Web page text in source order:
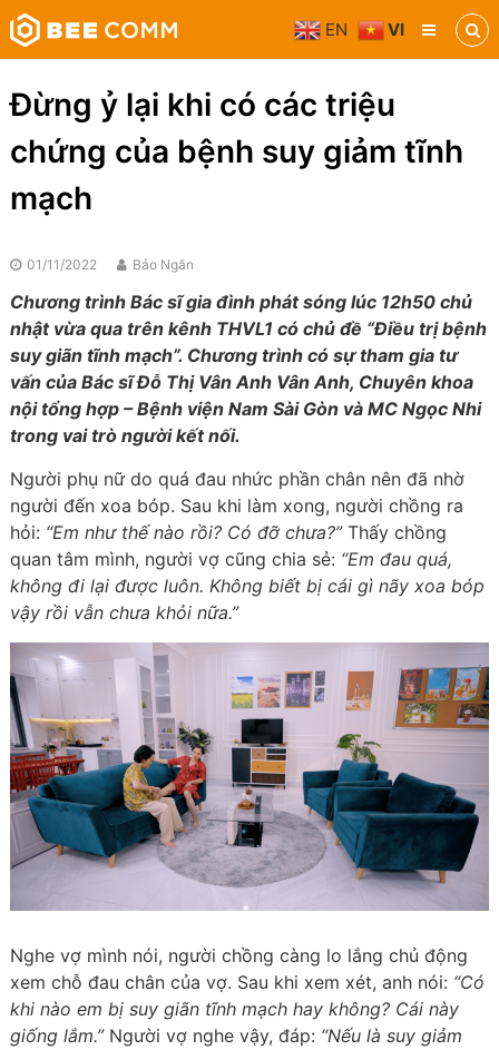
Skip
to
content
Bee
Comm
Truyền
thông
phương
tiện
Đừng ỷ lại khi có các triệu
chứng của bệnh suy giảm tĩnh
mạch
01/11/2022 Bảo Ngân
Chương trình Bác sĩ gia đình phát sóng lúc 12h50 chủ
nhật vừa qua trên kênh THVL1 có chủ đề “Điều trị bệnh
suy giãn tĩnh mạch”. Chương trình có sự tham gia tư
vấn của Bác sĩ Đỗ Thị Vân Anh Vân Anh, Chuyên khoa
nội tổng hợp – Bệnh viện Nam Sài Gòn và MC Ngọc Nhi
trong vai trò người kết nối.
Người phụ nữ do quá đau nhức phần chân nên đã nhờ
người đến xoa bóp. Sau khi làm xong, người chồng ra
hỏi: “Em như thế nào rồi? Có đỡ chưa?”Thấy chồng
quan tâm mình, người vợ cũng chia sẻ: “Em đau quá,
không đi lại được luôn. Không biết bị cái gì nãy xoa bóp
vậy rồi vẫn chưa khỏi nữa.”
Nghe vợ mình nói, người chồng càng lo lắng chủ động
xem chỗ đau chân của vợ. Sau khi xem xét, anh nói: “Có
khi nào em bị suy giãn tĩnh mạch hay không? Cái này
giống lắm.”Người vợ nghe vậy, đáp: “Nếu là suy giảm
EN VI